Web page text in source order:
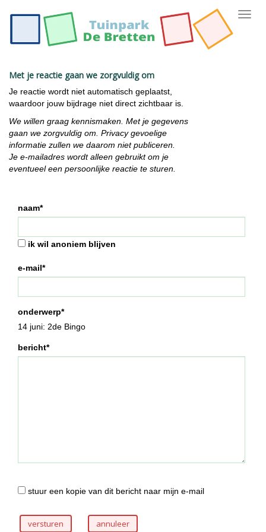
Met je reactie gaan we zorgvuldig om
Je reactie wordt niet automatisch geplaatst,
waardoor jouw bijdrage niet direct zichtbaar is.
We willen graag kennismaken. Met je gegevens
gaan we zorgvuldig om. Privacy gevoelige
informatie zullen we daarom niet publiceren.
Je e-mailadres wordt alleen gebruikt om je
eventueel een persoonlijke reactie te sturen.
naam*
ik wil anoniem blijven
e-mail*
onderwerp*
14 juni: 2de Bingo
bericht*
stuur een kopie van dit bericht naar mijn e-mail
versturen